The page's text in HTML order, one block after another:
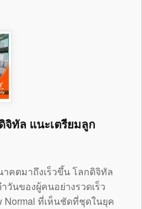
จิทัล แนะเตรียมลูก
าคตมาถึงเร็วขึ้น โลกดิจิทัล
วันของผู้คนอย่างรวดเร็ว
Normal ที่เห็นชัดที่ชุดในยุค